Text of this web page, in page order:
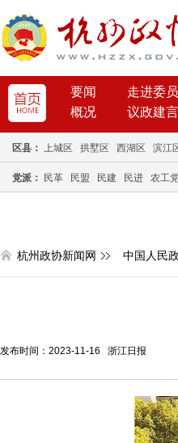
要闻 走进委员
概况
议政建言
区县： 上城区 拱墅区 西湖区 滨江
党派： 民革 民盟 民建 民进 农工
杭州政协新闻网 中国人民
发布时间：2023-11-16 浙江日报